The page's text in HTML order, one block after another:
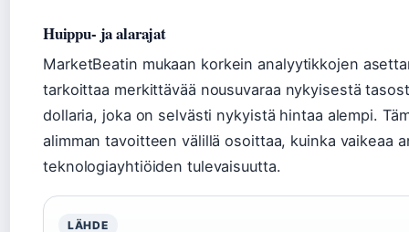
Huippu- ja alarajat
MarketBeatin mukaan korkein analyytikkojen
tarkoittaa merkittävää nousuvaraa nykyisestä
dollaria, joka on selvästi nykyistä hintaa alempi.
alimman tavoitteen välillä osoittaa, kuinka vaikeaa
teknologiayhtiöiden tulevaisuutta.
LÄHDE